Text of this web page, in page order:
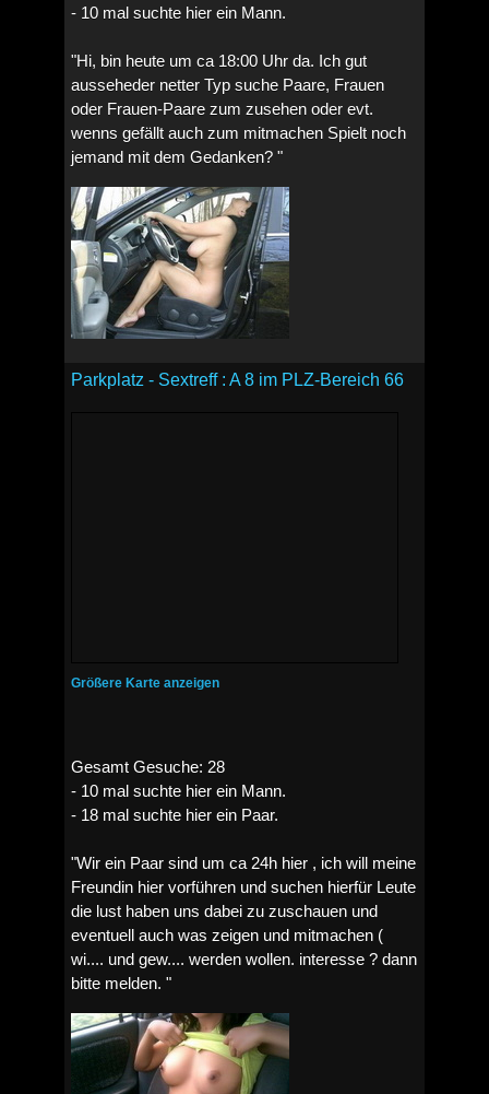
- 10 mal suchte hier ein Mann.
"Hi, bin heute um ca 18:00 Uhr da. Ich gut
ausseheder netter Typ suche Paare, Frauen
oder Frauen-Paare zum zusehen oder evt.
wenns gefällt auch zum mitmachen Spielt noch
jemand mit dem Gedanken? "
Parkplatz - Sextreff : A 8 im PLZ-Bereich 66
Größere Karte anzeigen
Gesamt Gesuche: 28
- 10 mal suchte hier ein Mann.
- 18 mal suchte hier ein Paar.
"Wir ein Paar sind um ca 24h hier , ich will meine
Freundin hier vorführen und suchen hierfür Leute
die lust haben uns dabei zu zuschauen und
eventuell auch was zeigen und mitmachen (
wi.... und gew.... werden wollen. interesse ? dann
bitte melden. "